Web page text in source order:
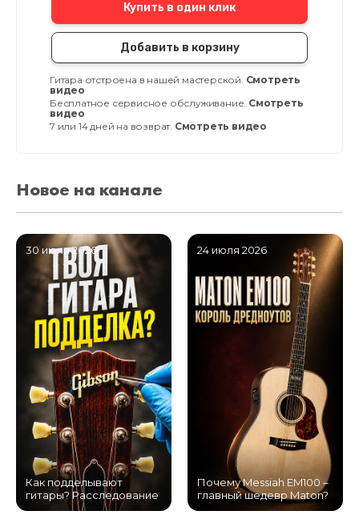
Купить в один клик
Добавить в корзину
Гитара отстроена в нашей мастерской. Смотреть
видео
Бесплатное сервисное обслуживание. Смотреть
видео
7 или 14 дней на возврат. Смотреть видео
Новое на канале
30 июля 2026
Как подделывают
гитары? Расследование
24 июля 2026
Почему Messiah EM100 –
главный шедевр Maton?